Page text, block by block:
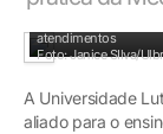
atendimentos
Foto: Janice SIlva/
A Universidade
aliado para o